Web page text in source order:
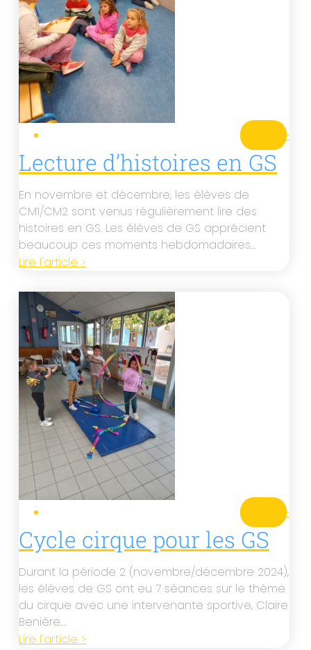
·
Lecture d’histoires en GS
En novembre et décembre, les élèves de
CM1/CM2 sont venus régulièrement lire des
histoires en GS. Les élèves de GS apprécient
beaucoup ces moments hebdomadaires…
Lire l'article >
·
Cycle cirque pour les GS
Durant la période 2 (novembre/décembre 2024),
les élèves de GS ont eu 7 séances sur le thème
du cirque avec une intervenante sportive, Claire
Benière.…
Lire l'article >